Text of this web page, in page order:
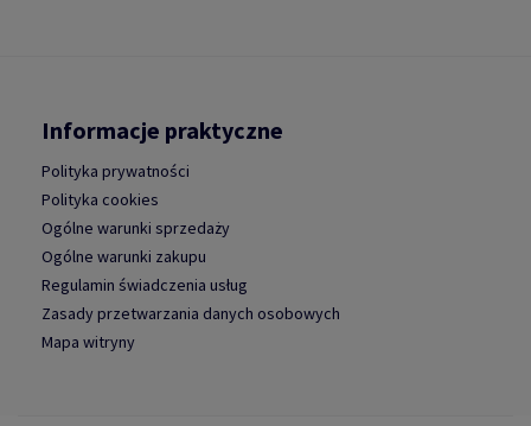
Informacje praktyczne
Polityka prywatności
Polityka cookies
Ogólne warunki sprzedaży
Ogólne warunki zakupu
Regulamin świadczenia usług
Zasady przetwarzania danych osobowych
Mapa witryny